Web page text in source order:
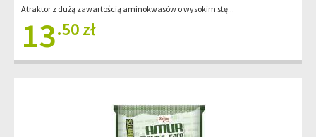
Atraktor z dużą zawartością aminokwasów o wysokim stę...
13.50 zł